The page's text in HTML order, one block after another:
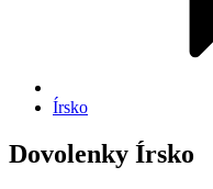
Írsko
Dovolenky Írsko